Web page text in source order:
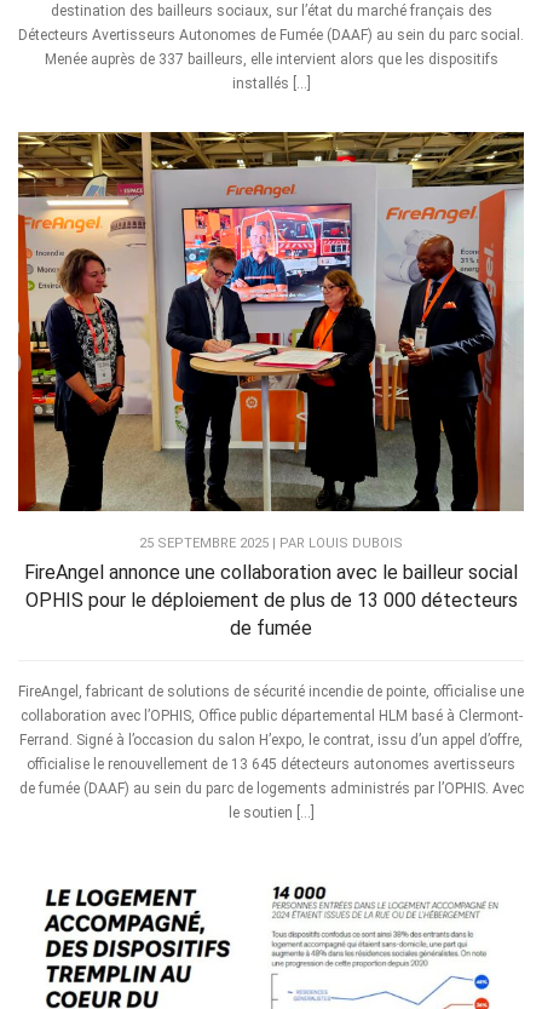
destination des bailleurs sociaux, sur l’état du marché français des
Détecteurs Avertisseurs Autonomes de Fumée (DAAF) au sein du parc social.
Menée auprès de 337 bailleurs, elle intervient alors que les dispositifs
installés […]
25 SEPTEMBRE 2025 | PAR LOUIS DUBOIS
FireAngel annonce une collaboration avec le bailleur social
OPHIS pour le déploiement de plus de 13 000 détecteurs
de fumée
FireAngel, fabricant de solutions de sécurité incendie de pointe, officialise une
collaboration avec l’OPHIS, Office public départemental HLM basé à Clermont-
Ferrand. Signé à l’occasion du salon H’expo, le contrat, issu d’un appel d’offre,
officialise le renouvellement de 13 645 détecteurs autonomes avertisseurs
de fumée (DAAF) au sein du parc de logements administrés par l’OPHIS. Avec
le soutien […]